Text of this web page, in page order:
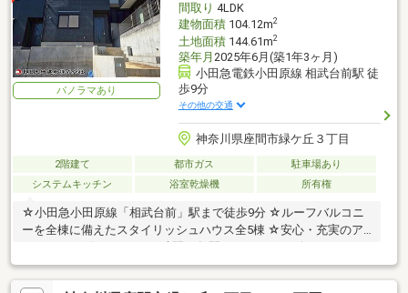
パノラマあり
間取り 4LDK
建物面積104.12m2
土地面積144.61m2
築年月 2025年6月(築1年3ヶ月)
小田急電鉄小田原線 相武台前駅 徒
歩9分
その他の交通
神奈川県座間市緑ケ丘３丁目
2階建て 都市ガス
駐車場あり
システムキッチン
浴室乾燥機 所有権
☆小田急小田原線「相武台前」駅まで徒歩9分 ☆ルーフバルコニ
ーを全棟に備えたスタイリッシュハウス全5棟 ☆安心・充実のア